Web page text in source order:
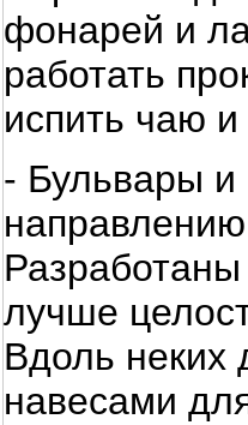
фонарей и
работать
испить чаю и
- Бульвары
лучше
Вдоль неких
навесами